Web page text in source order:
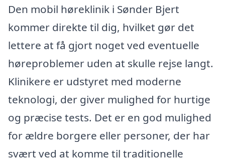
Den mobil høreklinik i Sønder Bjert
kommer direkte til dig, hvilket gør det
lettere at få gjort noget ved eventuelle
høreproblemer uden at skulle rejse langt.
Klinikere er udstyret med moderne
teknologi, der giver mulighed for hurtige
og præcise tests. Det er en god mulighed
for ældre borgere eller personer, der har
svært ved at komme til traditionelle